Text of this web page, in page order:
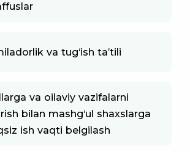
va tug‘ish ta’tili
va oilaviy vazifalarni
bilan mashg‘ul shaxslarga
ish vaqti belgilash